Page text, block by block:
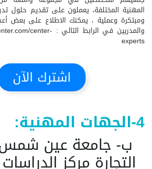
المهنية المختلفة، يعملون على تقديم حلول
ومبتكرة وعملية ، يمكنك الاطلاع على بعض
والمدربين في الرابط التالي : center-
experts
اشترك الآن
4-الجهات المهنية:
ب- جامعة عين
التجارة مركز